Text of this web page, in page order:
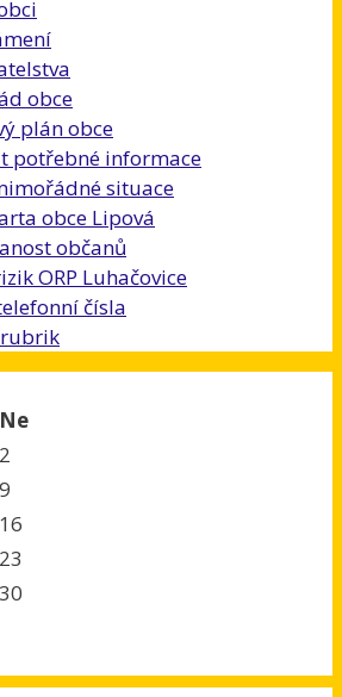
obce
plán obce
potřebné informace
situace
obce Lipová
občanů
ORP Luhačovice
čísla
rubrik
Ne
2
9
16
23
30